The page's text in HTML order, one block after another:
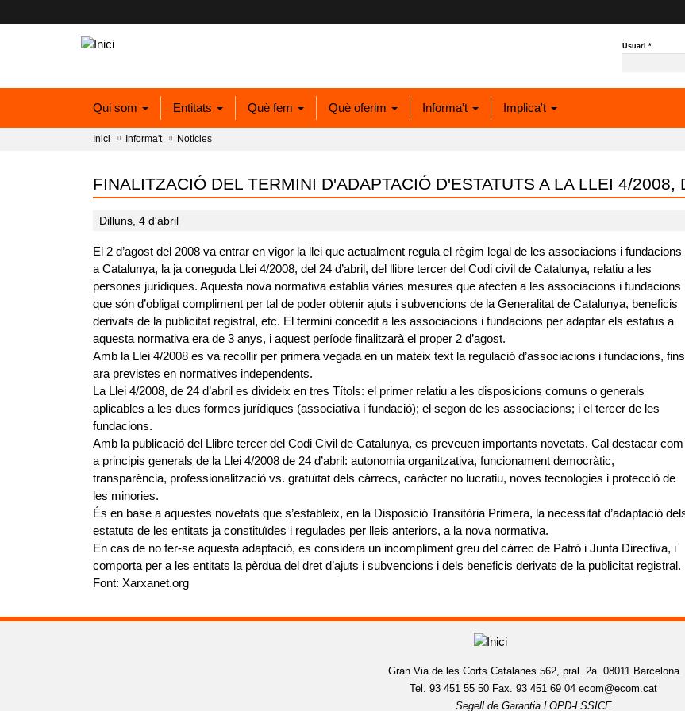
Usuari*
Qui som Entitats Què fem Què oferim Informa't Implica't
Inici Informa't Notícies
FINALITZACIÓ DEL TERMINI D'ADAPTACIÓ D'ESTATUTS A LA LLEI 4/2008,
Dilluns, 4 d'abril
El 2 d’agost del 2008 va entrar en vigor la llei que actualment regula el règim legal de les associacions i fundacions
a Catalunya, la ja coneguda Llei 4/2008, del 24 d’abril, del llibre tercer del Codi civil de Catalunya, relatiu a les
persones jurídiques. Aquesta nova normativa establia vàries mesures que afecten a les associacions i fundacions
que són d’obligat compliment per tal de poder obtenir ajuts i subvencions de la Generalitat de Catalunya, beneficis
derivats de la publicitat registral, etc. El termini concedit a les associacions i fundacions per adaptar els estatus a
aquesta normativa era de 3 anys, i aquest període finalitzarà el proper 2 d’agost.
Amb la Llei 4/2008 es va recollir per primera vegada en un mateix text la regulació d’associacions i fundacions, fins
ara previstes en normatives independents.
La Llei 4/2008, de 24 d’abril es divideix en tres Títols: el primer relatiu a les disposicions comuns o generals
aplicables a les dues formes jurídiques (associativa i fundació); el segon de les associacions; i el tercer de les
fundacions.
Amb la publicació del Llibre tercer del Codi Civil de Catalunya, es preveuen importants novetats. Cal destacar com
a principis generals de la Llei 4/2008 de 24 d’abril: autonomia organitzativa, funcionament democràtic,
transparència, professionalització vs. gratuïtat dels càrrecs, caràcter no lucratiu, noves tecnologies i protecció de
les minories.
És en base a aquestes novetats que s’estableix, en la Disposició Transitòria Primera, la necessitat d’adaptació
estatuts de les entitats ja constituïdes i regulades per lleis anteriors, a la nova normativa.
En cas de no fer-se aquesta adaptació, es considera un incompliment greu del càrrec de Patró i Junta Directiva, i
comporta per a les entitats la pèrdua del dret d’ajuts i subvencions i dels beneficis derivats de la publicitat registral.
Font: Xarxanet.org
Gran Via de les Corts Catalanes 562, pral. 2a. 08011 Barcelona
Tel. 93 451 55 50 Fax. 93 451 69 04 ecom@ecom.cat
Segell de Garantia LOPD-LSSICE